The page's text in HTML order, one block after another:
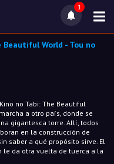
1
Beautiful World - Tou no
no Tabi: The Beautiful
a otro país, donde se
gigantesca torre. Allí, todos
en la construcción de
saber a qué propósito sirve. El
le da otra vuelta de tuerca a la